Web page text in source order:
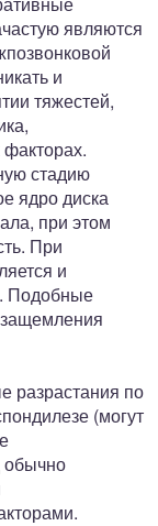
являются
и
тяжестей,
стадию
ядро диска
при этом
При
и
Подобные
разрастания по
(могут